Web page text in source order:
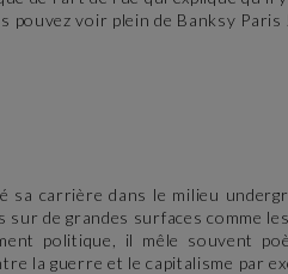
pouvez voir plein de Banksy Paris !
sa carrière dans le milieu
sur de grandes surfaces comme
politique, il mêle souvent
la guerre et le capitalisme par